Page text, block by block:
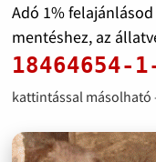
Adó 1%
mentéshez, az
18464654-
kattintással